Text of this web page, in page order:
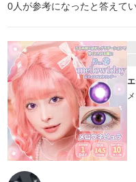
0人が参考になったと答えて